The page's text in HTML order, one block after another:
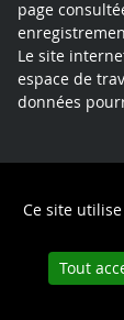
Ce site
Tout
page
Le site
espace de
données